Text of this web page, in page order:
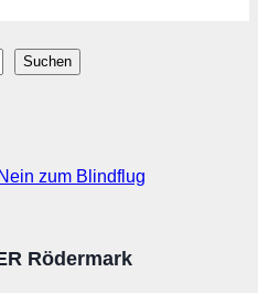
Suchen
zum Blindflug
Rödermark